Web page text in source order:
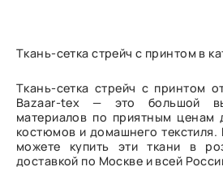
Ткань-сетка стрейч с принтом в
Ткань-сетка стрейч с принтом
Bazaar-tex — это большой
материалов по приятным
костюмов и домашнего текстиля.
можете купить эти ткани в
доставкой по Москве и всей